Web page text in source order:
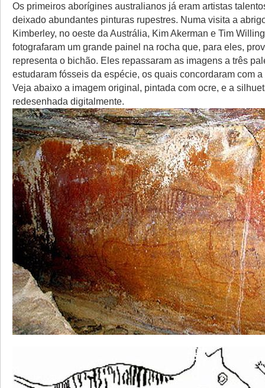
Os primeiros aborígines australianos já eram artistas
deixado abundantes pinturas rupestres. Numa visita a
Kimberley, no oeste da Austrália, Kim Akerman e Tim
fotografaram um grande painel na rocha que, para eles,
representa o bichão. Eles repassaram as imagens a três
estudaram fósseis da espécie, os quais concordaram com
Veja abaixo a imagem original, pintada com ocre, e a
redesenhada digitalmente.